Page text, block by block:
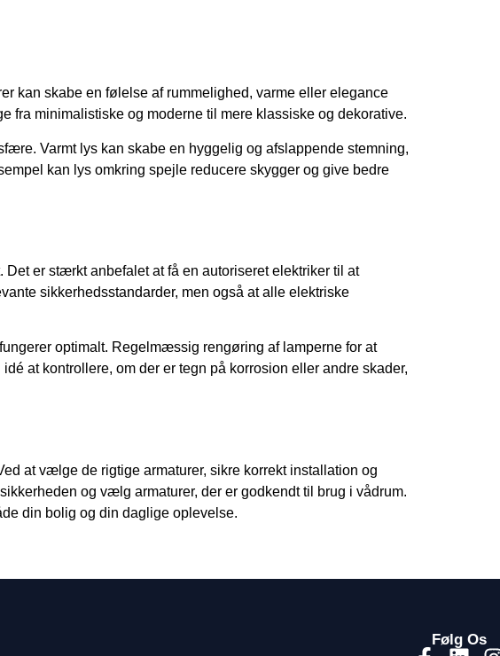
kan skabe en følelse af rummelighed, varme eller elegance
minimalistiske og moderne til mere klassiske og dekorative.
Varmt lys kan skabe en hyggelig og afslappende stemning,
kan lys omkring spejle reducere skygger og give bedre
er stærkt anbefalet at få en autoriseret elektriker til at
sikkerhedsstandarder, men også at alle elektriske
optimalt. Regelmæssig rengøring af lamperne for at
at kontrollere, om der er tegn på korrosion eller andre skader,
at vælge de rigtige armaturer, sikre korrekt installation og
og vælg armaturer, der er godkendt til brug i vådrum.
din bolig og din daglige oplevelse.
Følg Os